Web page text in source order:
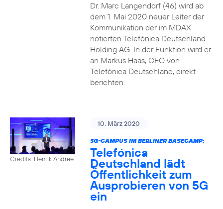
Dr. Marc Langendorf (46) wird ab
dem 1. Mai 2020 neuer Leiter der
Kommunikation der im MDAX
notierten Telefónica Deutschland
Holding AG. In der Funktion wird er
an Markus Haas, CEO von
Telefónica Deutschland, direkt
berichten.
Credits: Henrik Andree
10. März 2020
5G-CAMPUS IM BERLINER BASECAMP:
Telefónica
Deutschland lädt
Öffentlichkeit zum
Ausprobieren von 5G
ein